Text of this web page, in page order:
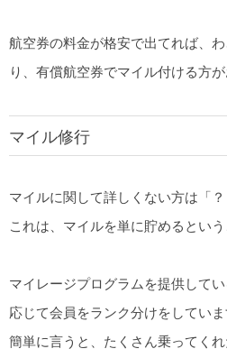
航空券の料金が格安で出てれば、
り、有償航空券でマイル付ける方が
マイル修行
マイルに関して詳しくない方は「？
これは、マイルを単に貯めるという
マイレージプログラムを提供して
応じて会員をランク分けをしていま
簡単に言うと、たくさん乗ってくれ